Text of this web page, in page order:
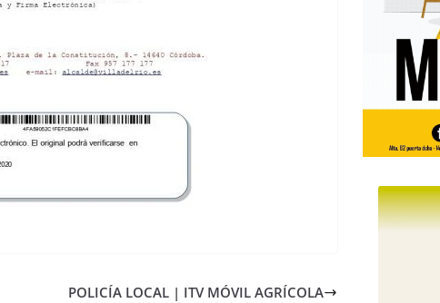
POLICÍA LOCAL | ITV MÓVIL AGRÍCOLA